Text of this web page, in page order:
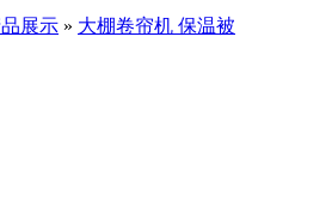
展示 » 大棚卷帘机 保温被